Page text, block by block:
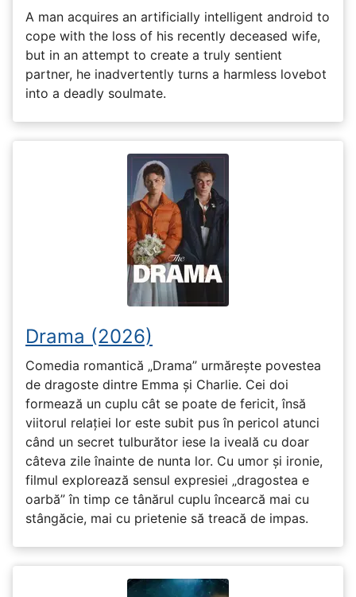
A man acquires an artificially intelligent android to
cope with the loss of his recently deceased wife,
but in an attempt to create a truly sentient
partner, he inadvertently turns a harmless lovebot
into a deadly soulmate.
Drama (2026)
Comedia romantică „Drama” urmărește povestea
de dragoste dintre Emma și Charlie. Cei doi
formează un cuplu cât se poate de fericit, însă
viitorul relației lor este subit pus în pericol atunci
când un secret tulburător iese la iveală cu doar
câteva zile înainte de nunta lor. Cu umor și ironie,
filmul explorează sensul expresiei „dragostea e
oarbă” în timp ce tânărul cuplu încearcă mai cu
stângăcie, mai cu prietenie să treacă de impas.